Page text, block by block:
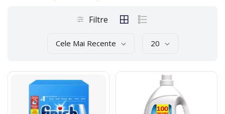
Filtre
Cele Mai Recente 20